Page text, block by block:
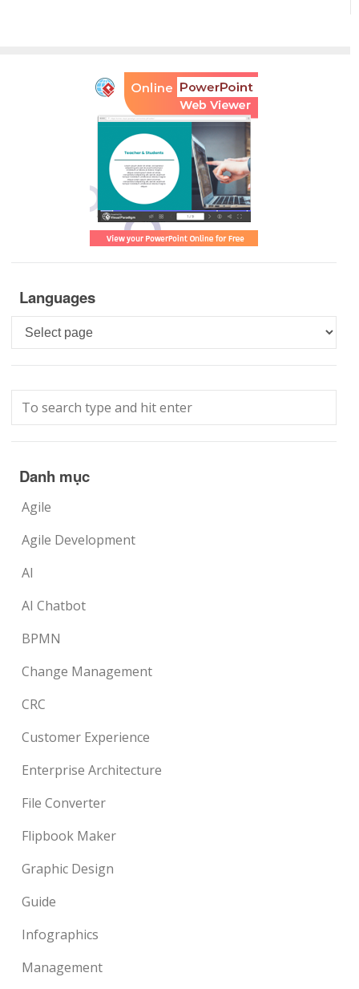
Languages
Languages
Danh mục
Agile
Agile Development
AI
AI Chatbot
BPMN
Change Management
CRC
Customer Experience
Enterprise Architecture
File Converter
Flipbook Maker
Graphic Design
Guide
Infographics
Management